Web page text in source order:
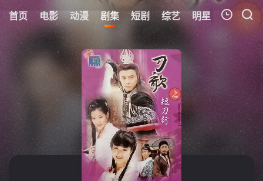
首页 电影 动漫 剧集 短剧 综艺 明星 周表
我的观影记录
暂无观看影片的记录